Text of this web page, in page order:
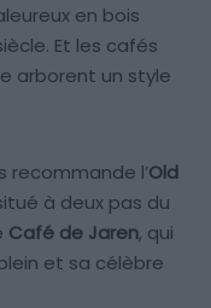
en bois
Et les cafés
arborent un style
recommande l’Old
à deux pas du
Café de Jaren, qui
et sa célèbre